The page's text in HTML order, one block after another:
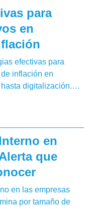
para
en
efectivas para
inflación en
hasta digitalización.…
en
que
en las empresas
por tamaño de